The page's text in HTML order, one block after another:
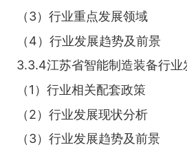
（3）行业重点发展领域
（4）行业发展趋势及前景
3.3.4江苏省智能制造装备行业
（1）行业相关配套政策
（2）行业发展现状分析
（3）行业发展趋势及前景